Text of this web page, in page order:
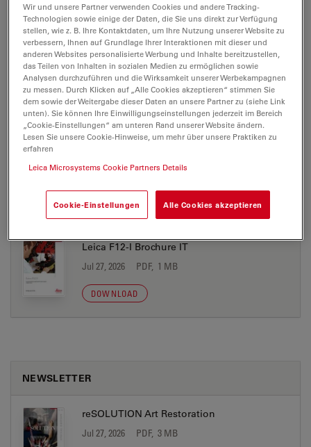
DOWNLOAD
Leica F12-I Brochure ES
Jul 27, 2026 PDF, 1 MB
DOWNLOAD
DOWNLOAD
Leica F12-I Brochure IT
Jul 27, 2026 PDF, 1 MB
DOWNLOAD
NEWSLETTER
reSOLUTION Art Restoration
Jul 27, 2026 PDF, 3 MB
Wir und unsere Partner verwenden Cookies und andere Tracking-
Technologien sowie einige der Daten, die Sie uns direkt zur Verfügung
stellen, wie z. B. Ihre Kontaktdaten, um Ihre Nutzung unserer Website zu
verbessern, Ihnen auf Grundlage Ihrer Interaktionen mit dieser und
anderen Websites personalisierte Werbung und Inhalte bereitzustellen,
das Teilen von Inhalten in sozialen Medien zu ermöglichen sowie
Analysen durchzuführen und die Wirksamkeit unserer Werbekampagnen
zu messen. Durch Klicken auf „Alle Cookies akzeptieren“ stimmen Sie
dem sowie der Weitergabe dieser Daten an unsere Partner zu (siehe Link
unten). Sie können Ihre Einwilligungseinstellungen jederzeit im Bereich
„Cookie-Einstellungen“ am unteren Rand unserer Website ändern.
Lesen Sie unsere Cookie-Hinweise, um mehr über unsere Praktiken zu
erfahren
Leica Microsystems Cookie Partners Details
Cookie-Einstellungen Alle Cookies akzeptieren